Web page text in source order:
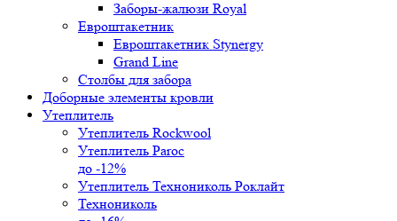
Заборы-жалюзи Royal
Евроштакетник
Евроштакетник Stynergy
Grand Line
Столбы для забора
Доборные элементы кровли
Утеплитель
Утеплитель Rockwool
Утеплитель Paroc
до -12%
Утеплитель Технониколь Роклайт
Технониколь